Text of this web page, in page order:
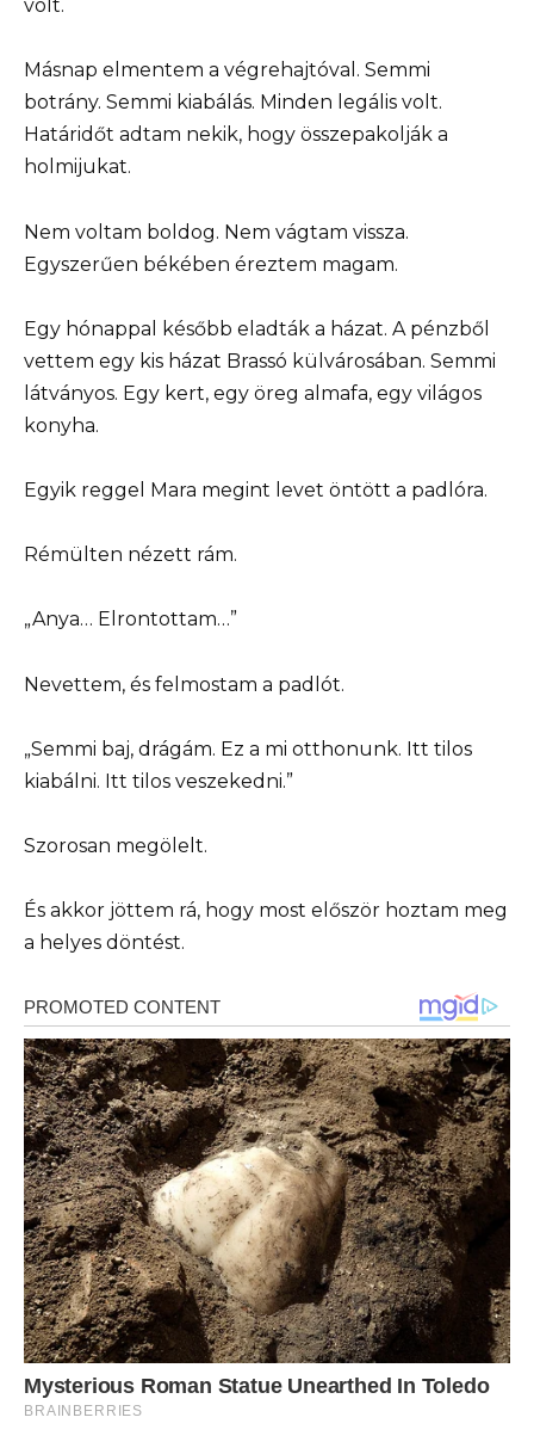
volt.
Másnap elmentem a végrehajtóval. Semmi
botrány. Semmi kiabálás. Minden legális volt.
Határidőt adtam nekik, hogy összepakolják a
holmijukat.
Nem voltam boldog. Nem vágtam vissza.
Egyszerűen békében éreztem magam.
Egy hónappal később eladták a házat. A pénzből
vettem egy kis házat Brassó külvárosában. Semmi
látványos. Egy kert, egy öreg almafa, egy világos
konyha.
Egyik reggel Mara megint levet öntött a padlóra.
Rémülten nézett rám.
„Anya… Elrontottam…”
Nevettem, és felmostam a padlót.
„Semmi baj, drágám. Ez a mi otthonunk. Itt tilos
kiabálni. Itt tilos veszekedni.”
Szorosan megölelt.
És akkor jöttem rá, hogy most először hoztam meg
a helyes döntést.